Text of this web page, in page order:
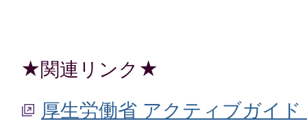
★関連リンク★
厚生労働省 アクティブガイ